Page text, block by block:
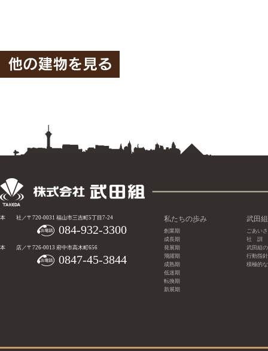
本 社／〒720-0031 福山市三吉町5丁目7-24
084-932-3300
本 店／〒726-0013 府中市高木町656
0847-45-3844
私たちの歩み
創業期
成長期
発展期
飛躍期
成熟期
低迷期
転換期
新展期
武田
ごあい
社 訓
武田組
行動指針
積極的